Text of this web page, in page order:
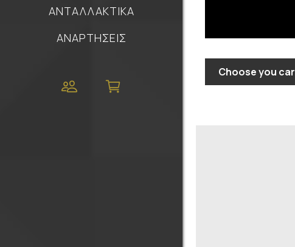
ΑΝΤΑΛΛΑΚΤΙΚΑ
ΑΝΑΡΤΗΣΕΙΣ
Choose you car